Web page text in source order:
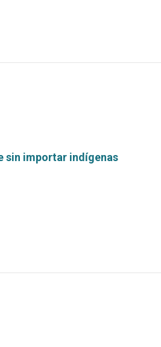
sin importar indígenas